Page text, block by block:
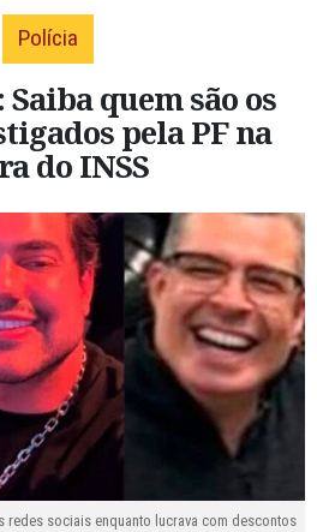
Polícia
Saiba quem são os
pela PF na
do INSS
redes sociais enquanto lucrava com descontos